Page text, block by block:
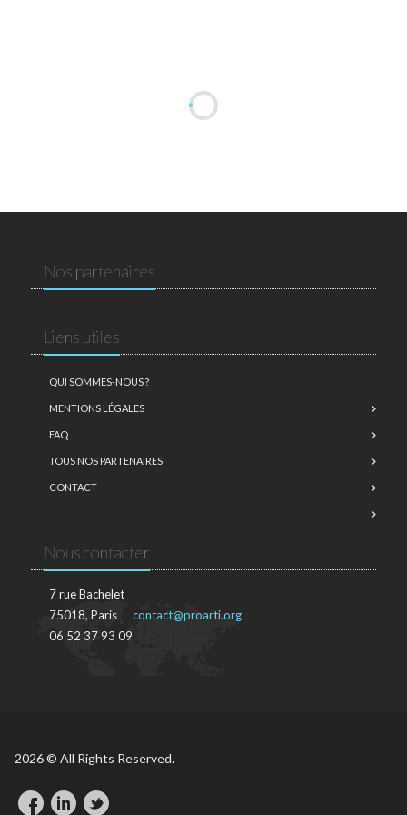
Nos partenaires
Liens utiles
QUI SOMMES-NOUS ?
MENTIONS LÉGALES
FAQ
TOUS NOS PARTENAIRES
CONTACT
Nous contacter
7 rue Bachelet
75018, Paris
06 52 37 93 09
contact@proarti.org
2026 © All Rights Reserved.